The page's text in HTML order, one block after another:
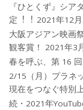
『ひとくず』シ
定︕︕ 2021年12
大阪アジアン映画
観客賞！
2021年3
春を呼ぶ、第 16
2/15（月）プラネ
現在をつなぐ特別
続・2021年